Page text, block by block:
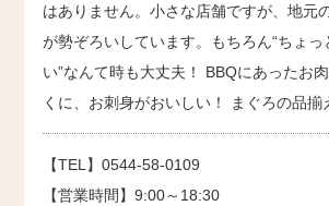
はありません。小さな店舗ですが、地元
が勢ぞろいしています。もちろん“ちょっ
い”なんて時も大丈夫！ BBQにあったお
くに、お刺身がおいしい！ まぐろの品揃
【TEL】0544-58-0109
【営業時間】9:00～18:30